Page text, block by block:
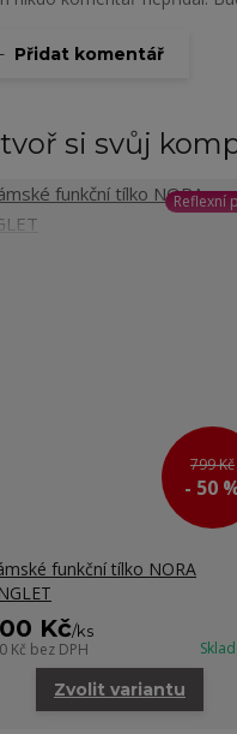
Přidat komentář
si svůj
Reflexní
799 Kč
- 50
funkční tílko NORA
Kč/ks
Kč bez DPH
Zvolit variantu